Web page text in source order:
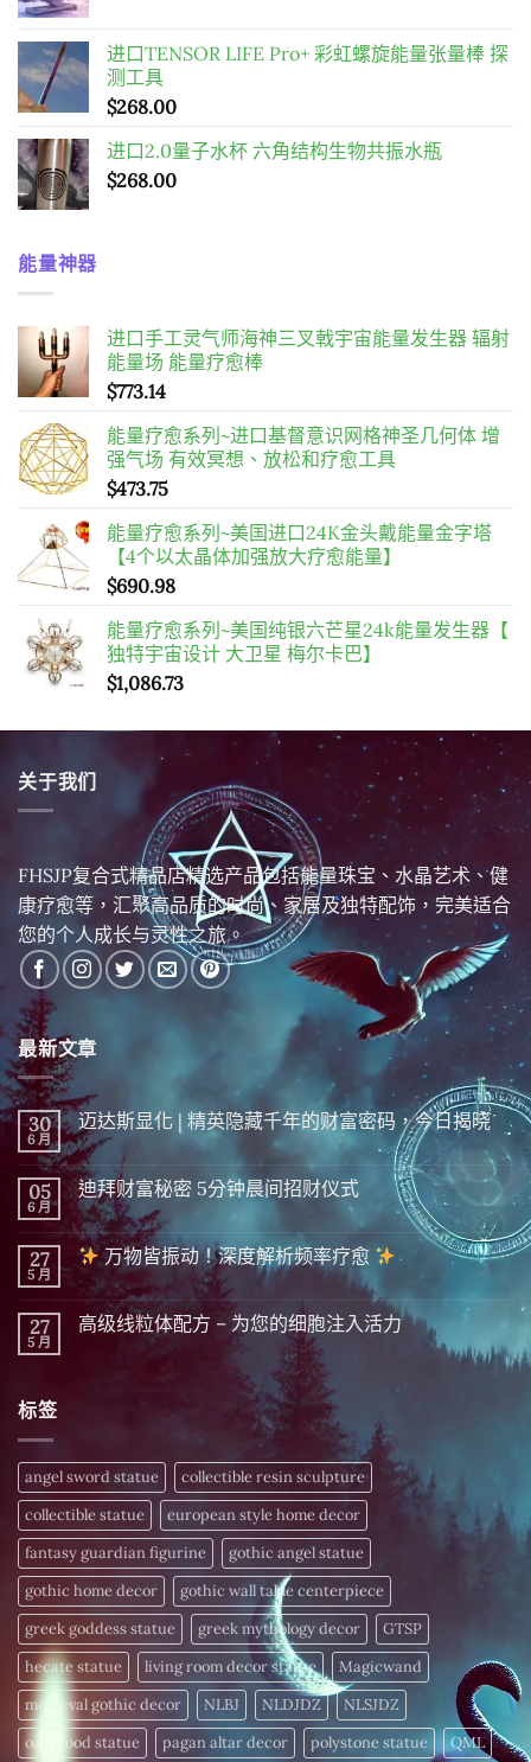
进口TENSOR LIFE Pro+ 彩虹螺旋能量张量棒 探
测工具
$268.00
进口2.0量子水杯 六角结构生物共振水瓶
$268.00
能量神器
进口手工灵气师海神三叉戟宇宙能量发生器 辐射
能量场 能量疗愈棒
$773.14
能量疗愈系列~进口基督意识网格神圣几何体 增
强气场 有效冥想、放松和疗愈工具
$473.75
能量疗愈系列~美国进口24K金头戴能量金字塔
【4个以太晶体加强放大疗愈能量】
$690.98
能量疗愈系列~美国纯银六芒星24k能量发生器【
独特宇宙设计 大卫星 梅尔卡巴】
$1,086.73
关于我们
FHSJP复合式精品店精选产品包括能量珠宝、水晶艺术、健
康疗愈等，汇聚高品质的时尚、家居及独特配饰，完美适合
您的个人成长与灵性之旅。
最新文章
30
6 月
迈达斯显化 | 精英隐藏千年的财富密码，今日揭晓
在
〈迈
达
斯
显
化
|
精
英
隐
千
年
晓〉
中
尚
無
留
言
05
6 月
迪拜财富秘密 5分钟晨间招财仪式
在
〈迪
拜
财
富
密 5
分
钟
尚
無
留
言
27
5 月
万物皆振动！深度解析频率疗愈
在
万
频
率
疗
愈
〉
中
尚
無
留
言
27
5 月
高级线粒体配方 – 为您的细胞注入活力
–
为
您
的
细
胞
注
入
活
力〉
中
标签
angel sword statue
collectible resin sculpture
collectible statue
european style home decor
fantasy guardian figurine
gothic angel statue
gothic home decor
gothic wall table centerpiece
greek goddess statue
greek mythology decor
GTSP
hecate statue
living room decor statue
Magicwand
medieval gothic decor
NLBJ NLDJDZ
NLSJDZ
oak wood statue
pagan altar decor polystone statue QML